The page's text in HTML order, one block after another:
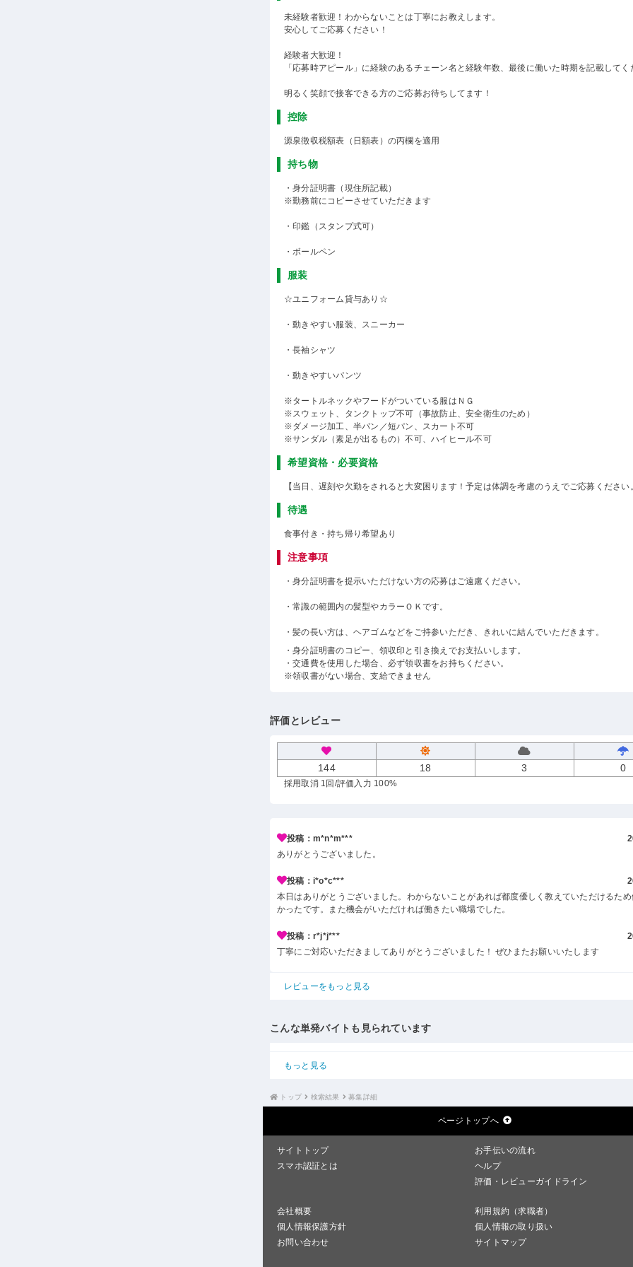
未経験者歓迎！わからないことは丁寧にお教えします。
安心してご応募ください！
経験者大歓迎！
「応募時アピール」に経験のあるチェーン名と経験年数、最後に働いた時期を記載してく
明るく笑顔で接客できる方のご応募お待ちしてます！
控除
源泉徴収税額表（日額表）の丙欄を適用
持ち物
・身分証明書（現住所記載）
※勤務前にコピーさせていただきます
・印鑑（スタンプ式可）
・ボールペン
服装
☆ユニフォーム貸与あり☆
・動きやすい服装、スニーカー
・長袖シャツ
・動きやすいパンツ
※タートルネックやフードがついている服はＮＧ
※スウェット、タンクトップ不可（事故防止、安全衛生のため）
※ダメージ加工、半パン／短パン、スカート不可
※サンダル（素足が出るもの）不可、ハイヒール不可
希望資格・必要資格
【当日、遅刻や欠勤をされると大変困ります！予定は体調を考慮のうえでご応募ください
待遇
食事付き・持ち帰り希望あり
注意事項
・身分証明書を提示いただけない方の応募はご遠慮ください。
・常識の範囲内の髪型やカラーＯＫです。
・髪の長い方は、ヘアゴムなどをご持参いただき、きれいに結んでいただきます。
・身分証明書のコピー、領収印と引き換えでお支払いします。
・交通費を使用した場合、必ず領収書をお持ちください。
※領収書がない場合、支給できません
評価とレビュー
144 18 3 0
採用取消 1回 /評価入力 100%
投稿：m*n*m***
ありがとうございました。
投稿：i*o*c***
本日はありがとうございました。わからないことがあれば都度優しく教えていただけるた
かったです。また機会がいただければ働きたい職場でした。
投稿：r*j*j***
丁寧にご対応いただきましてありがとうございました！ ぜひまたお願いいたします
レビューをもっと見る
こんな単発バイトも見られています
もっと見る
トップ 検索結果 募集詳細
ページトップへ
サイトトップ
お手伝いの流れ
スマホ認証とは
ヘルプ
評価・レビューガイドライン
会社概要
利用規約（求職者）
個人情報保護方針
個人情報の取り扱い
お問い合わせ
サイトマップ